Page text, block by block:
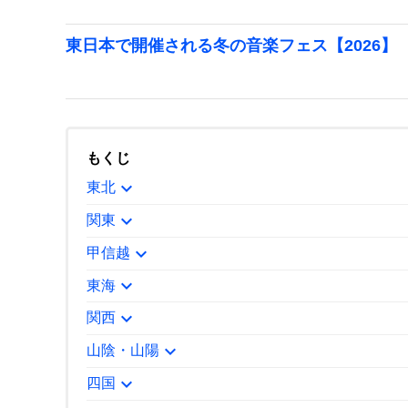
東日本で開催される冬の音楽フェス【2026】
もくじ
東北 expand_more
関東 expand_more
甲信越 expand_more
東海 expand_more
関西 expand_more
山陰・山陽 expand_more
四国 expand_more